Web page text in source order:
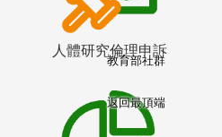
人體研究倫理申訴
教育部社群
返回最頂端